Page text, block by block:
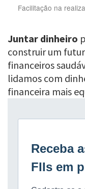
Facilitação na
Juntar dinheiro
construir um
financeiros
lidamos com
financeira mais